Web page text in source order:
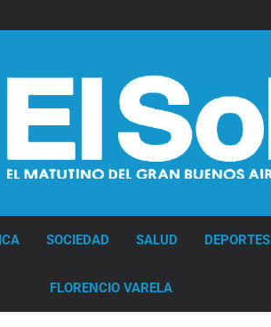
SOCIEDAD SALUD DEPORTES
FLORENCIO VARELA